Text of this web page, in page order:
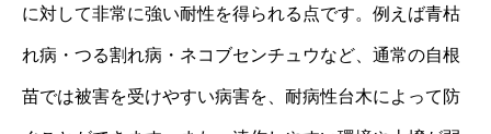
に対して非常に強い耐性を得られる点です。例えば青枯
れ病・つる割れ病・ネコブセンチュウなど、通常の自根
苗では被害を受けやすい病害を、耐病性台木によって防